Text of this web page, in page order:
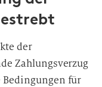
der
Zahlungsverzug
für